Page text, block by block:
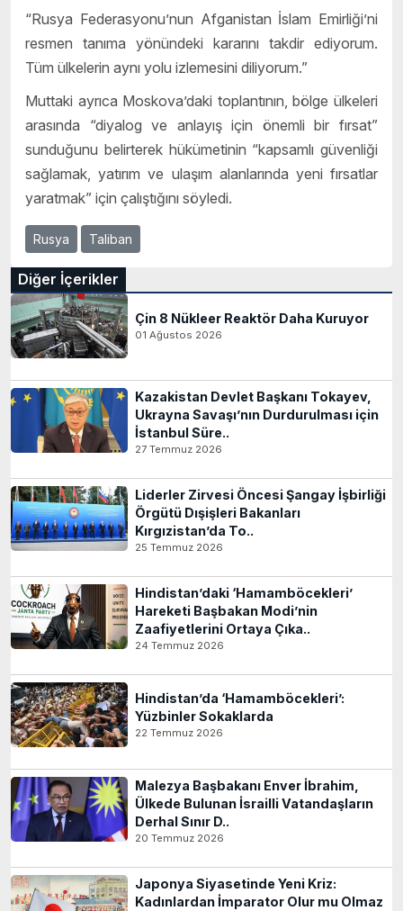
“Rusya Federasyonu’nun Afganistan İslam Emirliği’ni
resmen tanıma yönündeki kararını takdir ediyorum.
Tüm ülkelerin aynı yolu izlemesini diliyorum.”
Muttaki ayrıca Moskova’daki toplantının, bölge ülkeleri
arasında “diyalog ve anlayış için önemli bir fırsat”
sunduğunu belirterek hükümetinin “kapsamlı güvenliği
sağlamak, yatırım ve ulaşım alanlarında yeni fırsatlar
yaratmak” için çalıştığını söyledi.
Rusya Taliban
Diğer İçerikler
Çin 8 Nükleer Reaktör Daha Kuruyor
01 Ağustos 2026
Kazakistan Devlet Başkanı Tokayev,
Ukrayna Savaşı’nın Durdurulması için
İstanbul Süre..
27 Temmuz 2026
Liderler Zirvesi Öncesi Şangay İşbirliği
Örgütü Dışişleri Bakanları
Kırgızistan’da To..
25 Temmuz 2026
Hindistan’daki ‘Hamamböcekleri’
Hareketi Başbakan Modi’nin
Zaafiyetlerini Ortaya Çıka..
24 Temmuz 2026
Hindistan’da ‘Hamamböcekleri’:
Yüzbinler Sokaklarda
22 Temmuz 2026
Malezya Başbakanı Enver İbrahim,
Ülkede Bulunan İsrailli Vatandaşların
Derhal Sınır D..
20 Temmuz 2026
Japonya Siyasetinde Yeni Kriz:
Kadınlardan İmparator Olur mu Olmaz